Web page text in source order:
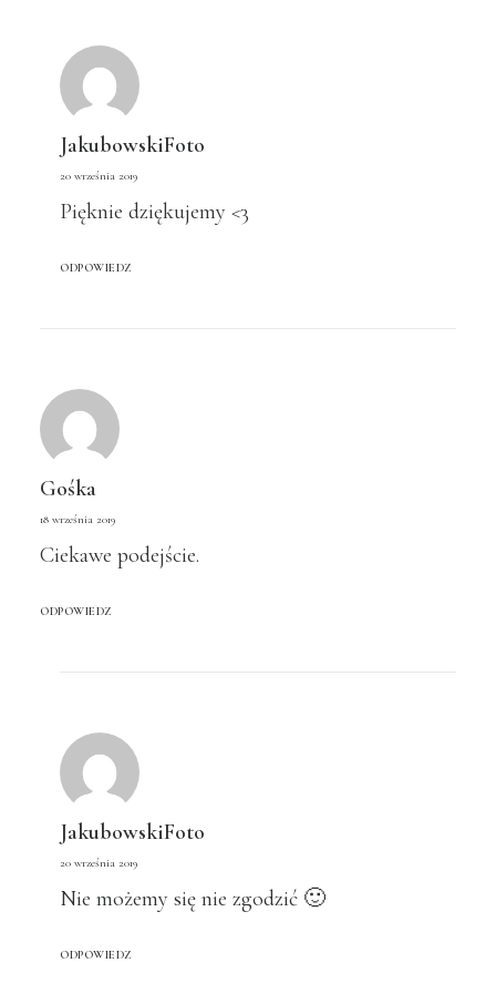
JakubowskiFoto
20 września 2019
Pięknie dziękujemy <3
ODPOWIEDZ
Gośka
18 września 2019
Ciekawe podejście.
ODPOWIEDZ
JakubowskiFoto
20 września 2019
Nie możemy się nie zgodzić 🙂
ODPOWIEDZ